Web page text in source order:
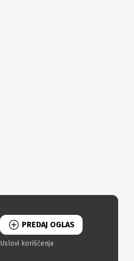
PREDAJ OGLAS
Uslovi korišćenja